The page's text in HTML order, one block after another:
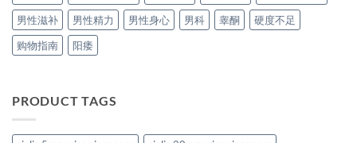
男性滋补
男性精力 男性身心 男科 睾酮
硬度不足
购物指南
阳痿
PRODUCT TAGS